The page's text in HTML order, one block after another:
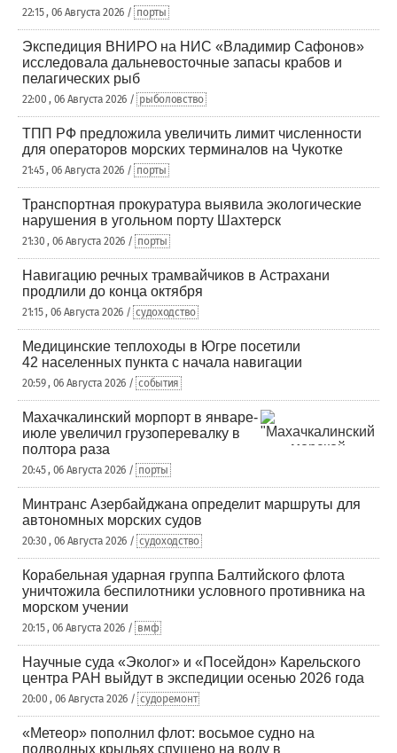
22:15 , 06 Августа 2026 / порты
Экспедиция ВНИРО на НИС «Владимир Сафонов»
исследовала дальневосточные запасы крабов и
пелагических рыб
22:00 , 06 Августа 2026 / рыболовство
ТПП РФ предложила увеличить лимит численности
для операторов морских терминалов на Чукотке
21:45 , 06 Августа 2026 / порты
Транспортная прокуратура выявила экологические
нарушения в угольном порту Шахтерск
21:30 , 06 Августа 2026 / порты
Навигацию речных трамвайчиков в Астрахани
продлили до конца октября
21:15 , 06 Августа 2026 / судоходство
Медицинские теплоходы в Югре посетили
42 населенных пункта с начала навигации
20:59 , 06 Августа 2026 / события
Махачкалинский морпорт в январе-
июле увеличил грузоперевалку в
полтора раза
20:45 , 06 Августа 2026 / порты
Минтранс Азербайджана определит маршруты для
автономных морских судов
20:30 , 06 Августа 2026 / судоходство
Корабельная ударная группа Балтийского флота
уничтожила беспилотники условного противника на
морском учении
20:15 , 06 Августа 2026 / вмф
Научные суда «Эколог» и «Посейдон» Карельского
центра РАН выйдут в экспедиции осенью 2026 года
20:00 , 06 Августа 2026 / судоремонт
«Метеор» пополнил флот: восьмое судно на
подводных крыльях спущено на воду в